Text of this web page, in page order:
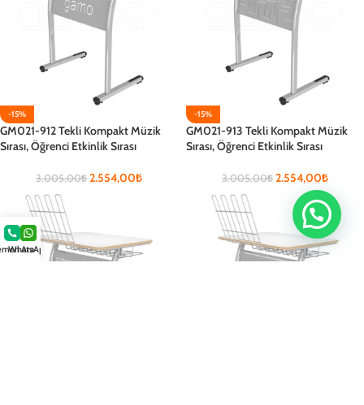
-15%
GM021-912 Tekli Kompakt Müzik
Sırası, Öğrenci Etkinlik Sırası
3.005,00₺ 2.554,00₺
-15%
GM021-913 Tekli Kompakt Müzik
Sırası, Öğrenci Etkinlik Sırası
3.005,00₺ 2.554,00₺
Ara
WhatsApp